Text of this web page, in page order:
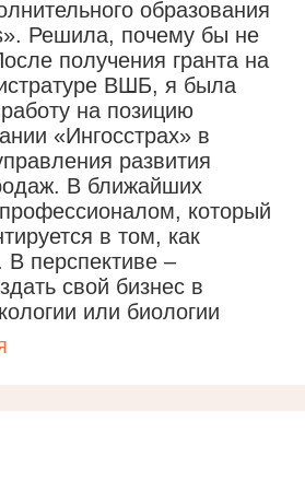
образования
Решила, почему бы не
получения гранта на
ВШБ, я была
на позицию
«Ингосстрах» в
развития
В ближайших
который
в том, как
В перспективе –
свой бизнес в
или биологии